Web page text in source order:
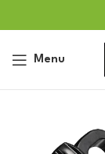
Menu